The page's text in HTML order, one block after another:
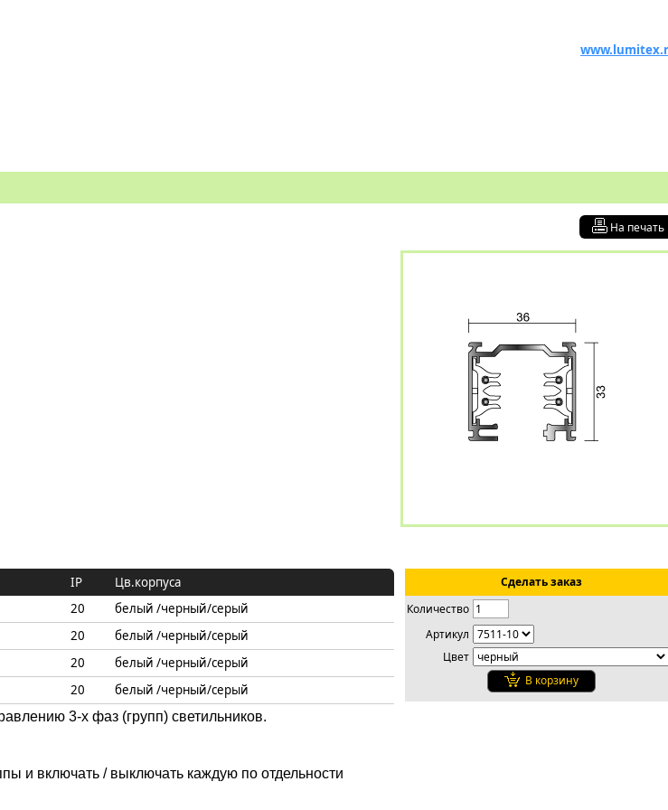
На печать
IP
Цв.корпуса
20
белый /черный/серый
20
белый /черный/серый
20
белый /черный/серый
20 белый /черный/серый
3-x фаз (групп) светильников.
и включать / выключать каждую по отдельности
Сделать заказ
Количество
Артикул
Цвет
В корзину